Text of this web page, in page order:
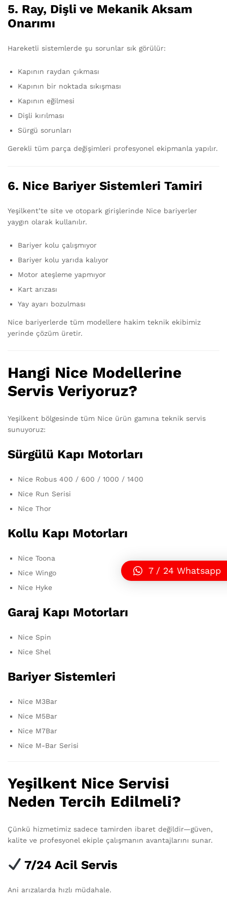
5. Ray, Dişli ve Mekanik Aksam
Onarımı
Hareketli sistemlerde şu sorunlar sık görülür:
Kapının raydan çıkması
Kapının bir noktada sıkışması
Kapının eğilmesi
Dişli kırılması
Sürgü sorunları
Gerekli tüm parça değişimleri profesyonel ekipmanla yapılır.
6. Nice Bariyer Sistemleri Tamiri
Yeşilkent’te site ve otopark girişlerinde Nice bariyerler
yaygın olarak kullanılır.
Bariyer kolu çalışmıyor
Bariyer kolu yarıda kalıyor
Motor ateşleme yapmıyor
Kart arızası
Yay ayarı bozulması
Nice bariyerlerde tüm modellere hakim teknik ekibimiz
yerinde çözüm üretir.
Hangi Nice Modellerine
Servis Veriyoruz?
Yeşilkent bölgesinde tüm Nice ürün gamına teknik servis
sunuyoruz:
Sürgülü Kapı Motorları
Nice Robus 400 / 600 / 1000 / 1400
Nice Run Serisi
Nice Thor
Kollu Kapı Motorları
Nice Toona
Nice Wingo
Nice Hyke
Garaj Kapı Motorları
Nice Spin
Nice Shel
Bariyer Sistemleri
Nice M3Bar
Nice M5Bar
Nice M7Bar
Nice M-Bar Serisi
Yeşilkent Nice Servisi
Neden Tercih Edilmeli?
Çünkü hizmetimiz sadece tamirden ibaret değildir—güven,
kalite ve profesyonel ekiple çalışmanın avantajlarını sunar.
7/24 Acil Servis
Ani arızalarda hızlı müdahale.
7 / 24 Whatsapp